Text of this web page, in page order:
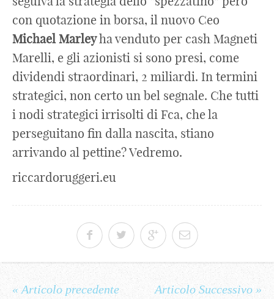
con quotazione in borsa, il nuovo Ceo
Michael Marleyha venduto per cash Magneti
Marelli, e gli azionisti si sono presi, come
dividendi straordinari, 2 miliardi. In termini
strategici, non certo un bel segnale. Che tutti
i nodi strategici irrisolti di Fca, che la
perseguitano fin dalla nascita, stiano
arrivando al pettine? Vedremo.
riccardoruggeri.eu
« Articolo precedente Articolo Successivo »